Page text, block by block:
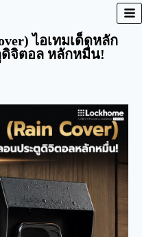
ไอเทมเด็ดหลัก
จิตอล หลักหมื่น!